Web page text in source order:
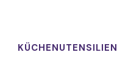
KÜCHENUTENSILIEN